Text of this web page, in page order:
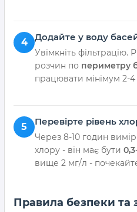
4 Додайте у воду
Увімкніть фільтрацію.
розчин по периметру
працювати мінімум 2-
5 Перевірте рівень
Через 8-10 годин
хлору - він має бути
вище 2 мг/л -
Правила безпеки та